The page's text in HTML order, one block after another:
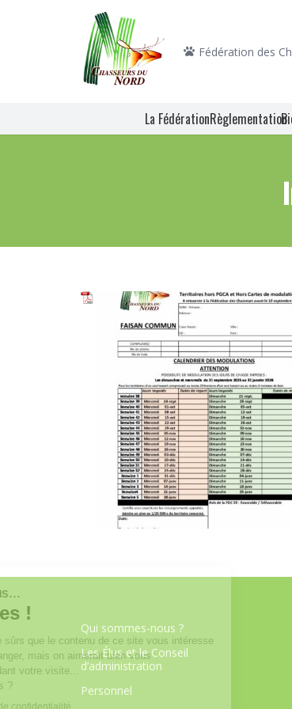
Fédération des
La FédérationRèglementation
Qui sommes-nous ?
Les Élus et le Conseil
d’administration
Personnel